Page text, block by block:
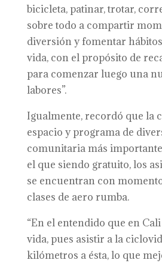
bicicleta, patinar, trotar,
sobre todo a compartir
diversión y fomentar
vida, con el propósito de
para comenzar luego una
labores”.
Igualmente, recordó que la
espacio y programa de
comunitaria más
el que siendo gratuito, los
se encuentran con
clases de aero rumba.
“En el entendido que en
vida, pues asistir a la
kilómetros a ésta, lo que